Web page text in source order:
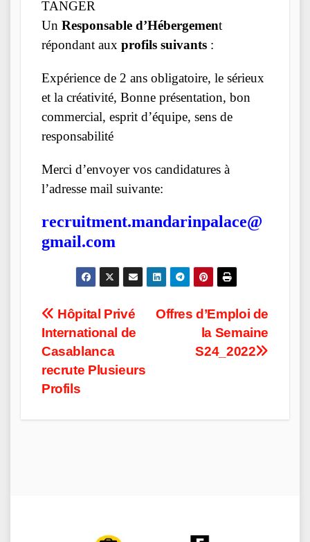
TANGER
Un Responsable d’Hébergement
répondant aux profils suivants :
Expérience de 2 ans obligatoire, le sérieux
et la créativité, Bonne présentation, bon
commercial, esprit d’équipe, sens de
responsabilité
Merci d’envoyer vos candidatures à
l’adresse mail suivante:
recruitment.mandarinpalace@
gmail.com
Post
navigation
Offres d’Emploi de
la Semaine
S24_2022
Hôpital Privé
International de
Casablanca
recrute Plusieurs
Profils